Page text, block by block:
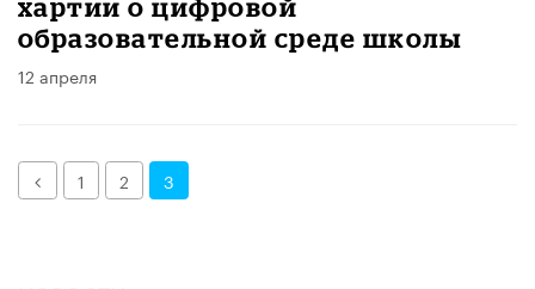
хартии о цифровой
образовательной среде школы
12 апреля
Назад1 2 3